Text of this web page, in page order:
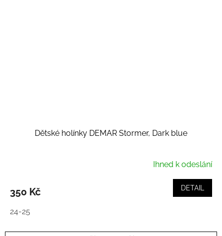
Dětské holínky DEMAR Stormer, Dark blue
Ihned k odeslání
350 Kč DETAIL
24-25